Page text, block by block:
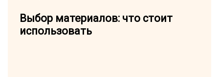
Выбор материалов: что стоит
использовать